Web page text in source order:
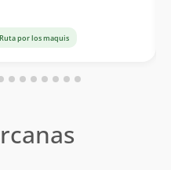
Ruta por los maquis